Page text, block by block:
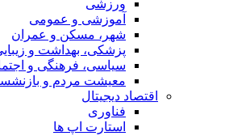
ورزشی
آموزشی و عمومی
شهر، مسکن و عمران
پزشکی، بهداشت و
سیاسی، فرهنگی و
معیشت مردم و
اقتصاد دیجیتال
فناوری
استارت اپ ها